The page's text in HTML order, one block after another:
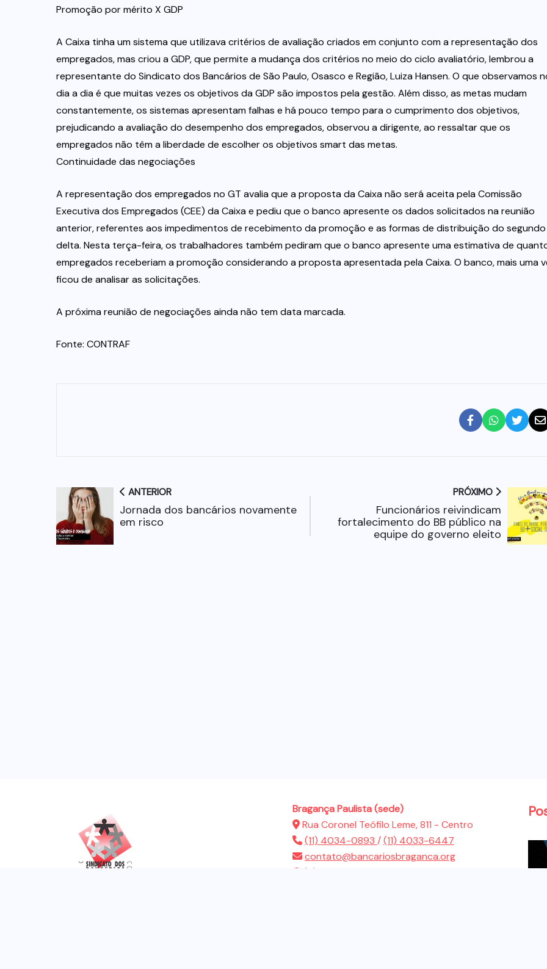
Promoção por mérito X GDP
A Caixa tinha um sistema que utilizava critérios de avaliação criados em conjunto com a representação dos
empregados, mas criou a GDP, que permite a mudança dos critérios no meio do ciclo avaliatório, lembrou a
representante do Sindicato dos Bancários de São Paulo, Osasco e Região, Luiza Hansen. O que observamos
dia a dia é que muitas vezes os objetivos da GDP são impostos pela gestão. Além disso, as metas mudam
constantemente, os sistemas apresentam falhas e há pouco tempo para o cumprimento dos objetivos,
prejudicando a avaliação do desempenho dos empregados, observou a dirigente, ao ressaltar que os
empregados não têm a liberdade de escolher os objetivos smart das metas.
Continuidade das negociações
A representação dos empregados no GT avalia que a proposta da Caixa não será aceita pela Comissão
Executiva dos Empregados (CEE) da Caixa e pediu que o banco apresente os dados solicitados na reunião
anterior, referentes aos impedimentos de recebimento da promoção e as formas de distribuição do segundo
delta. Nesta terça-feira, os trabalhadores também pediram que o banco apresente uma estimativa de
empregados receberiam a promoção considerando a proposta apresentada pela Caixa. O banco, mais uma
ficou de analisar as solicitações.
A próxima reunião de negociações ainda não tem data marcada.
Fonte: CONTRAF
ANTERIOR
Jornada dos bancários novamente
em risco
PRÓXIMO
Funcionários reivindicam
fortalecimento do BB público na
equipe do governo eleito
Bragança Paulista (sede)
Rua Coronel Teófilo Leme, 811 - Centro
(11) 4034-0893 /(11) 4033-6447
contato@bancariosbraganca.org
(11) 94286-5522